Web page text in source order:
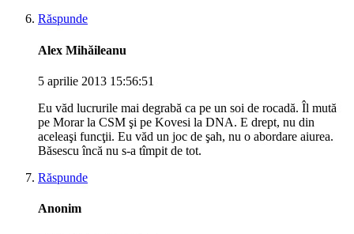
Răspunde
Alex Mihăileanu
5 aprilie 2013 15:56:51
Eu văd lucrurile mai degrabă ca pe un soi de rocadă. Îl mută
pe Morar la CSM şi pe Kovesi la DNA. E drept, nu din
aceleaşi funcţii. Eu văd un joc de şah, nu o abordare aiurea.
Băsescu încă nu s-a tîmpit de tot.
Răspunde
Anonim